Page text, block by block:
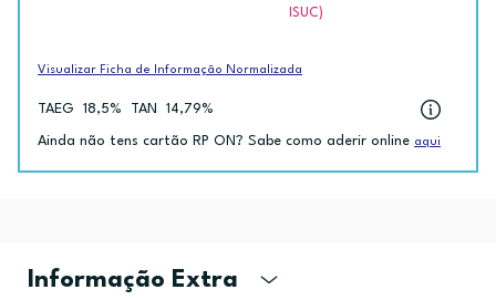
ISUC)
Visualizar Ficha de Informação Normalizada
TAEG 18,5% TAN 14,79%
Ainda não tens cartão RP ON? Sabe como aderir online aqui
Informação Extra